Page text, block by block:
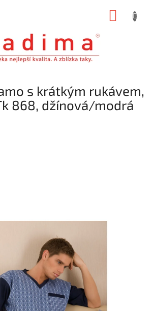
s krátkým rukávem,
868, džínová/modrá